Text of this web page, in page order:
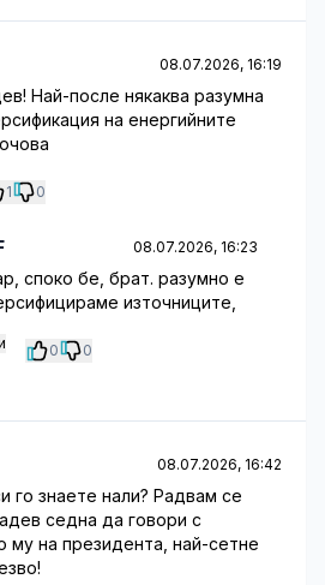
08.07.2026, 16:19
Най-после някаква разумна
на енергийните
1 0
08.07.2026, 16:23
споко бе, брат. разумно е
източниците,
0 0
08.07.2026, 16:42
го знаете нали? Радвам се
седна да говори с
му на президента, най-сетне